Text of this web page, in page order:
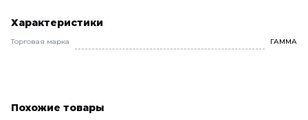
Характеристики
Торговая марка ГАММА
Похожие товары